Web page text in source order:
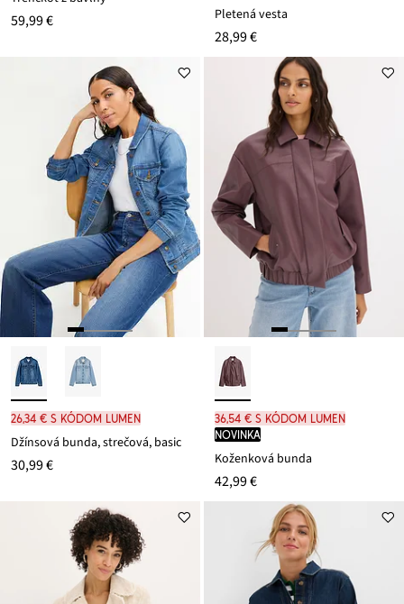
59,99 € Pletená vesta
28,99 €
26,34 € s kódom LUMEN
Džínsová bunda, strečová, basic
30,99 €
36,54 € s kódom LUMEN
novinka
Koženková bunda
42,99 €